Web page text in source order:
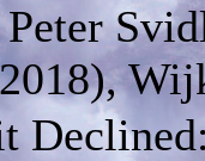
Peter